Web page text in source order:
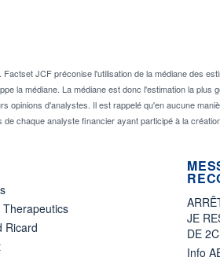
JCF préconise l'utilisation de la médiane des
la médiane. La médiane est donc l'estimation la plus
d'analystes. Il est rappelé qu'en aucune
chaque analyste financier ayant participé à la
Therapeutics
Ricard
JE
DE
Info